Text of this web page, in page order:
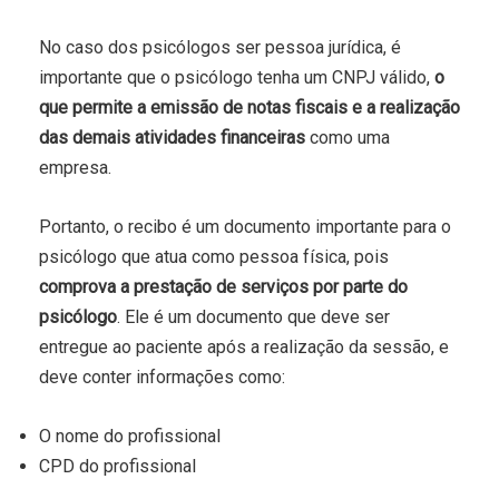
No caso dos psicólogos ser pessoa jurídica, é
importante que o psicólogo tenha um CNPJ válido, o
que permite a emissão de notas fiscais e a realização
das demais atividades financeiras como uma
empresa.
Portanto, o recibo é um documento importante para o
psicólogo que atua como pessoa física, pois
comprova a prestação de serviços por parte do
psicólogo. Ele é um documento que deve ser
entregue ao paciente após a realização da sessão, e
deve conter informações como:
O nome do profissional
CPD do profissional